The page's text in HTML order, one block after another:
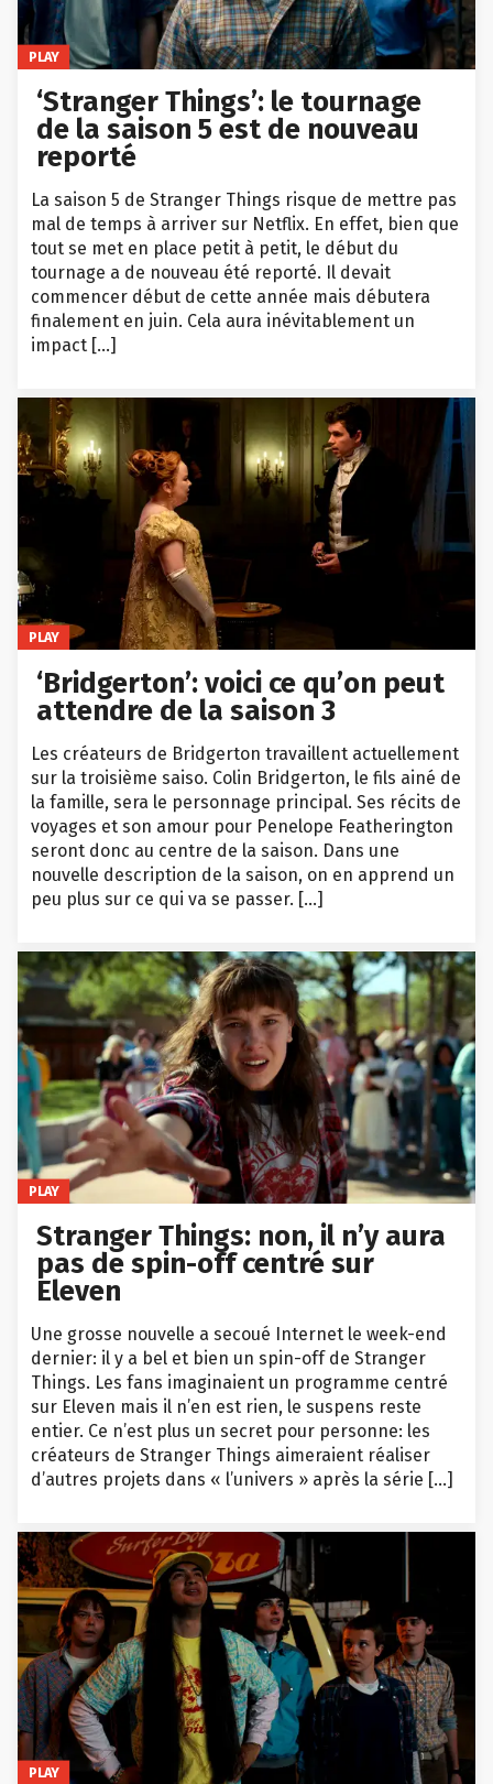
PLAY
‘Stranger Things’: le tournage
de la saison 5 est de nouveau
reporté
La saison 5 de Stranger Things risque de mettre pas
mal de temps à arriver sur Netflix. En effet, bien que
tout se met en place petit à petit, le début du
tournage a de nouveau été reporté. Il devait
commencer début de cette année mais débutera
finalement en juin. Cela aura inévitablement un
impact […]
PLAY
‘Bridgerton’: voici ce qu’on peut
attendre de la saison 3
Les créateurs de Bridgerton travaillent actuellement
sur la troisième saiso. Colin Bridgerton, le fils ainé de
la famille, sera le personnage principal. Ses récits de
voyages et son amour pour Penelope Featherington
seront donc au centre de la saison. Dans une
nouvelle description de la saison, on en apprend un
peu plus sur ce qui va se passer. […]
PLAY
Stranger Things: non, il n’y aura
pas de spin-off centré sur
Eleven
Une grosse nouvelle a secoué Internet le week-end
dernier: il y a bel et bien un spin-off de Stranger
Things. Les fans imaginaient un programme centré
sur Eleven mais il n’en est rien, le suspens reste
entier. Ce n’est plus un secret pour personne: les
créateurs de Stranger Things aimeraient réaliser
d’autres projets dans « l’univers » après la série […]
PLAY